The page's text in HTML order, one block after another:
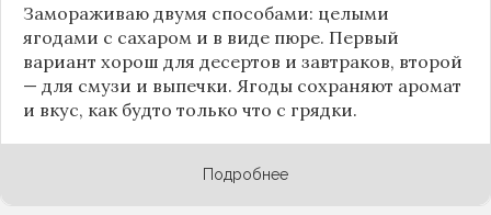
Замораживаю двумя способами: целыми
ягодами с сахаром и в виде пюре. Первый
вариант хорош для десертов и завтраков, второй
— для смузи и выпечки. Ягоды сохраняют аромат
и вкус, как будто только что с грядки.
Подробнее